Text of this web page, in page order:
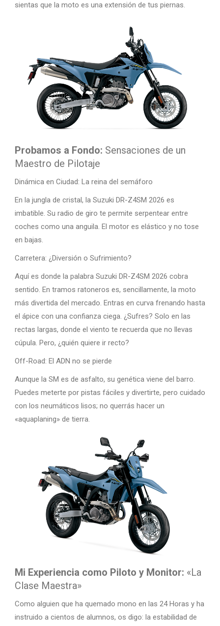
sientas que la moto es una extensión de tus piernas.
Probamos a Fondo: Sensaciones de un
Maestro de Pilotaje
Dinámica en Ciudad: La reina del semáforo
En la jungla de cristal, la Suzuki DR-Z4SM 2026 es
imbatible. Su radio de giro te permite serpentear entre
coches como una anguila. El motor es elástico y no tose
en bajas.
Carretera: ¿Diversión o Sufrimiento?
Aquí es donde la palabra Suzuki DR-Z4SM 2026 cobra
sentido. En tramos ratoneros es, sencillamente, la moto
más divertida del mercado. Entras en curva frenando hasta
el ápice con una confianza ciega. ¿Sufres? Solo en las
rectas largas, donde el viento te recuerda que no llevas
cúpula. Pero, ¿quién quiere ir recto?
Off-Road: El ADN no se pierde
Aunque la SM es de asfalto, su genética viene del barro.
Puedes meterte por pistas fáciles y divertirte, pero cuidado
con los neumáticos lisos; no querrás hacer un
«aquaplaning» de tierra.
Mi Experiencia como Piloto y Monitor: «La
Clase Maestra»
Como alguien que ha quemado mono en las 24 Horas y ha
instruido a cientos de alumnos, os digo: la estabilidad de